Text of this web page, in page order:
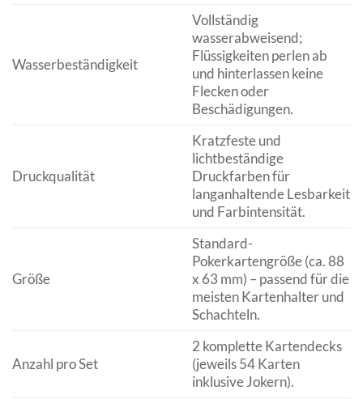
Wasserbeständigkeit
Vollständig
wasserabweisend;
Flüssigkeiten perlen ab
und hinterlassen keine
Flecken oder
Beschädigungen.
Druckqualität
Kratzfeste und
lichtbeständige
Druckfarben für
langanhaltende Lesbarkeit
und Farbintensität.
Größe
Standard-
Pokerkartengröße (ca. 88
x 63 mm) – passend für die
meisten Kartenhalter und
Schachteln.
Anzahl pro Set
2 komplette Kartendecks
(jeweils 54 Karten
inklusive Jokern).